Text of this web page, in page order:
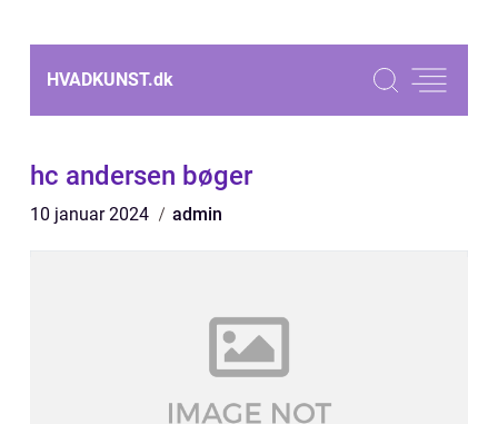
HVADKUNST.dk
hc andersen bøger
10 januar 2024 admin